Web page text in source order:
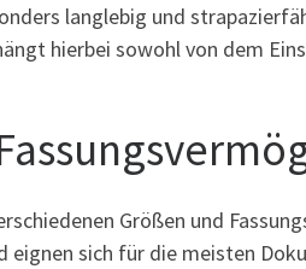
langlebig und
hierbei sowohl von dem
Größen und
eignen sich für die meisten